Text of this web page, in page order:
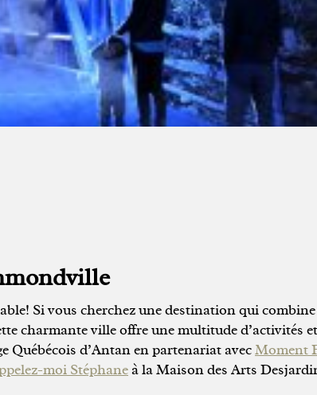
Si vous cherchez une destination qui
charmante ville offre une multitude d’activités
Québécois d’Antan en partenariat avecMoment
moi Stéphaneà la Maison des Arts